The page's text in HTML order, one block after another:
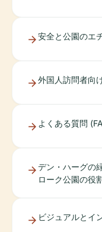
安全と公園のエ
外国人訪問者向
よくある質問
デン・ハーグの
ローク公園の役
ビジュアルとイ